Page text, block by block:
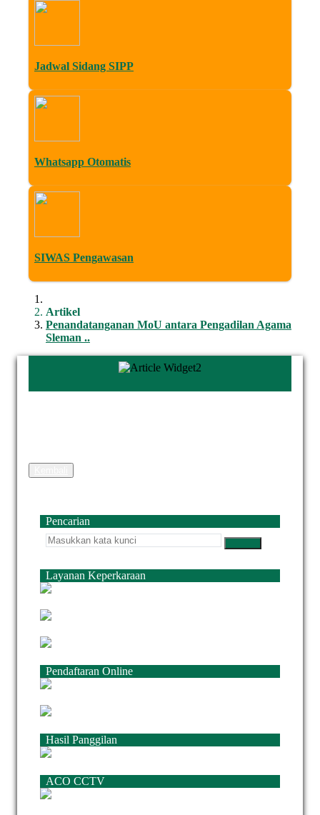
Jadwal Sidang SIPP
Whatsapp Otomatis
SIWAS Pengawasan
Artikel
Penandatanganan MoU antara Pengadilan Agama
Sleman ..
Pencarian
Layanan Keperkaraan
Pendaftaran Online
Hasil Panggilan
ACO CCTV